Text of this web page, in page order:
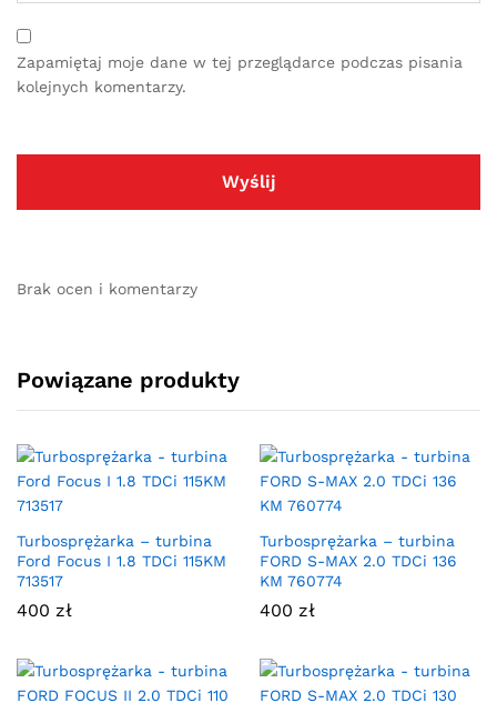
Zapamiętaj moje dane w tej przeglądarce podczas pisania
kolejnych komentarzy.
Brak ocen i komentarzy
Powiązane produkty
Turbosprężarka – turbina
Ford Focus I 1.8 TDCi 115KM
713517
400 zł
Turbosprężarka – turbina
FORD S-MAX 2.0 TDCi 136
KM 760774
400 zł